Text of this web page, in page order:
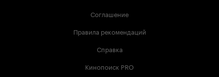
Соглашение
Правила рекомендаций
Справка
Кинопоиск PRO